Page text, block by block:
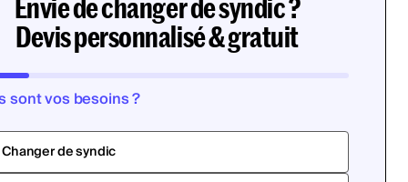
Envie de changer de syndic ?
Devis personnalisé & gratuit
sont vos besoins ?
Changer de syndic